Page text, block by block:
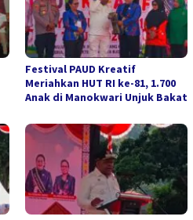
Festival PAUD Kreatif
Meriahkan HUT RI ke-81, 1.700
Anak di Manokwari Unjuk Bakat